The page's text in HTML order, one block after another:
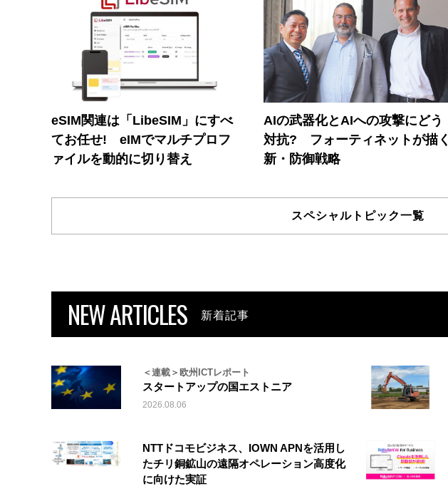
eSIM関連は「LibeSIM」にすべ
てお任せ! eIMでマルチプロフ
ァイルを動的に切り替え
AIの武器化とAIへの攻撃にどう
対抗? フォーティネットが描く
新・防御戦略
スペシャルトピック一覧
NEW ARTICLES 新着記事
＜連載＞欧州ICTレポート
スタートアップの国エストニア
2026.08.06
NTTドコモビジネス、IOWN APNを活用し
たチリ銅鉱山の遠隔オペレーション高度化
に向けた実証